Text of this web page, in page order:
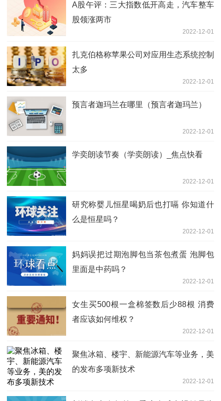
A股午评：三大指数低开高走，汽车整车
股领涨两市
2022-12-01
扎克伯格称苹果公司对应用生态系统控制
太多
2022-12-01
预言者迦玛兰在哪里（预言者迦玛兰）
2022-12-01
学奕朗读节奏（学奕朗读）_焦点快看
2022-12-01
研究称婴儿恒星喝奶后也打嗝 你知道什
么是恒星吗？
2022-12-01
妈妈误把过期泡脚包当茶包煮蛋 泡脚包
里面是中药吗？
2022-12-01
女生买500根一盒棉签数后少88根 消费
者应该如何维权？
2022-12-01
聚焦冰箱、楼宇、新能源汽车等业务，美
的发布多项新技术
2022-12-01